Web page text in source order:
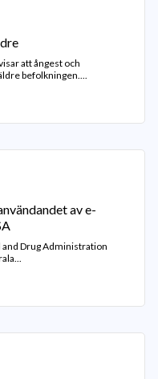
att ångest och
befolkningen....
av e-
Drug Administration